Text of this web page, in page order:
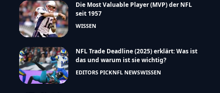
Die Most Valuable Player (MVP) der NFL
seit 1957
WISSEN
NFL Trade Deadline (2025) erklärt: Was ist
das und warum ist sie wichtig?
EDITORS PICKNFL NEWSWISSEN